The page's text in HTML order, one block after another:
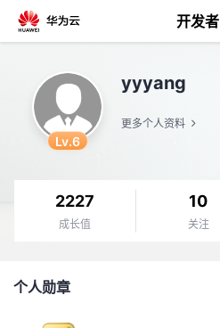
开发者
Lv.6
yyyang
更多个人资料
2227
成长值
10
关注
个人勋章